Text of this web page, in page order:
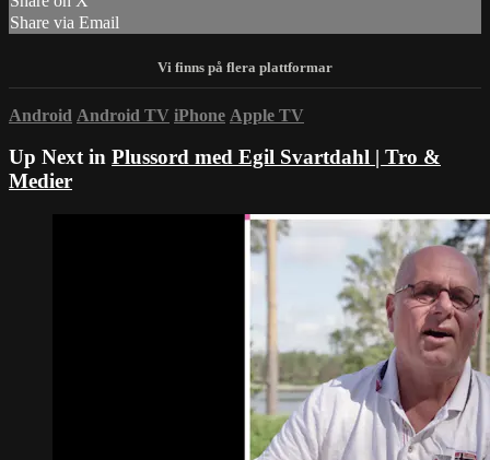
Share via Email
Android Android TV iPhone Apple TV
Up Next in Plussord med Egil Svartdahl | Tro &
Medier